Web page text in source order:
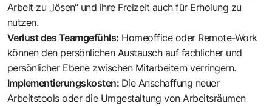
Arbeit zu „lösen“ und ihre Freizeit auch für Erholung zu
nutzen.
Verlust des Teamgefühls: Homeoffice oder Remote-Work
können den persönlichen Austausch auf fachlicher und
persönlicher Ebene zwischen Mitarbeitern verringern.
Implementierungskosten: Die Anschaffung neuer
Arbeitstools oder die Umgestaltung von Arbeitsräumen